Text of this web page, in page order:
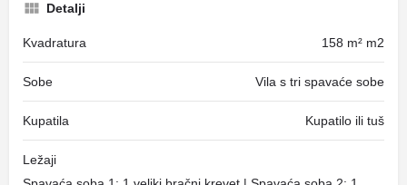
Detalji
Kvadratura 158 m² m2
Sobe Vila s tri spavaće sobe
Kupatila Kupatilo ili tuš
Ležaji